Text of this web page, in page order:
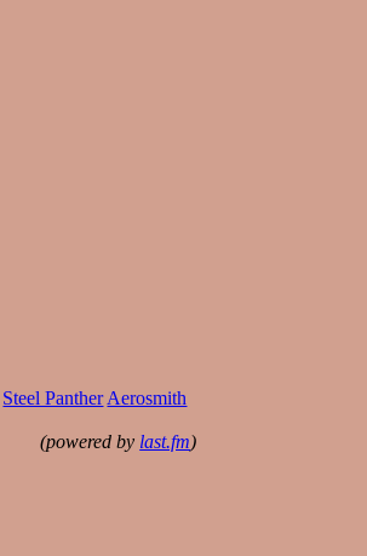
Steel Panther Aerosmith
(powered by last.fm)